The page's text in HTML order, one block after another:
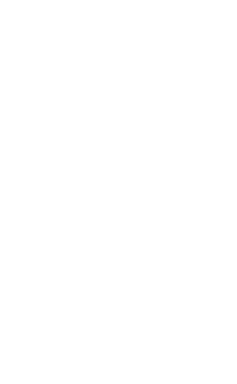
Favoriter
Favoriter